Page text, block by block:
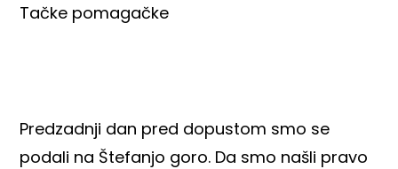
Tačke pomagačke
Predzadnji dan pred dopustom smo se
podali na Štefanjo goro. Da smo našli pravo